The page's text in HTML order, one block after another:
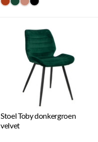
#ac3c17
#154734
#c98a78
#000000
Stoel Toby donkergroen
velvet